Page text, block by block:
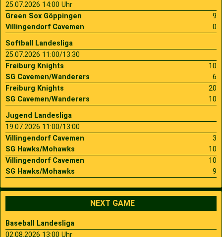
25.07.2026 14:00 Uhr
Green Sox Göppingen
9
Villingendorf Cavemen
0
Softball Landesliga
25.07.2026 11:00/13:30
Freiburg Knights
10
SG Cavemen/Wanderers
6
Freiburg Knights
20
SG Cavemen/Wanderers
10
Jugend Landesliga
19.07.2026 11:00/13:00
Villingendorf Cavemen
3
SG Hawks/Mohawks
10
Villingendorf Cavemen
10
SG Hawks/Mohawks
9
NEXT GAME
Baseball Landesliga
02.08.2026 13:00 Uhr